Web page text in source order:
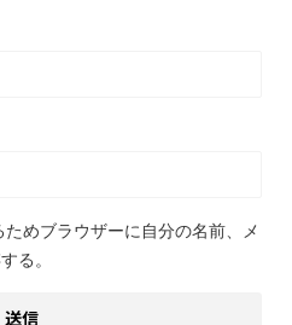
めブラウザーに自分の名前、メ
る。